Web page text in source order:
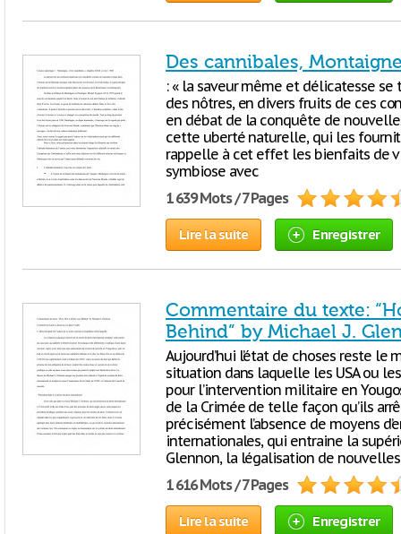
Des cannibales,
: « la saveur même et délicatesse
des nôtres, en divers fruits de ces
en débat de la conquête de
cette uberté naturelle, qui les fournit
rappelle à cet effet les bienfaits de
symbiose avec
1 639 Mots / 7 Pages
Lire la suite Enregistrer
Commentaire du texte:
Behind” by Michael J.
Aujourd’hui l’état de choses reste
situation dans laquelle les USA ou
pour l’intervention militaire en
de la Crimée de telle façon qu’ils
précisément l’absence de moyens
internationales, qui entraine la
Glennon, la légalisation de nouvelles
1 616 Mots / 7 Pages
Lire la suite Enregistrer